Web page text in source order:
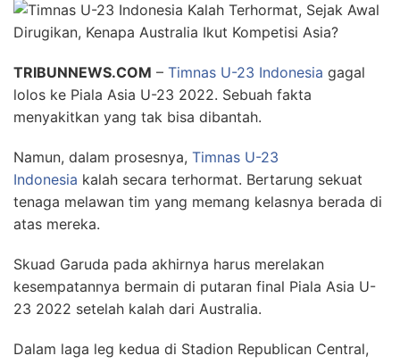
TRIBUNNEWS.COM – Timnas U-23 Indonesia gagal
lolos ke Piala Asia U-23 2022. Sebuah fakta
menyakitkan yang tak bisa dibantah.
Namun, dalam prosesnya, Timnas U-23
Indonesia kalah secara terhormat. Bertarung sekuat
tenaga melawan tim yang memang kelasnya berada di
atas mereka.
Skuad Garuda pada akhirnya harus merelakan
kesempatannya bermain di putaran final Piala Asia U-
23 2022 setelah kalah dari Australia.
Dalam laga leg kedua di Stadion Republican Central,